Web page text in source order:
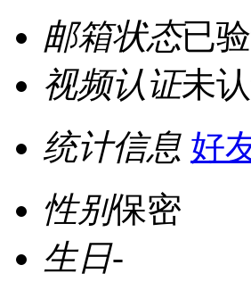
邮箱状态已
视频认证未
统计信息 好
性别保密
生日-